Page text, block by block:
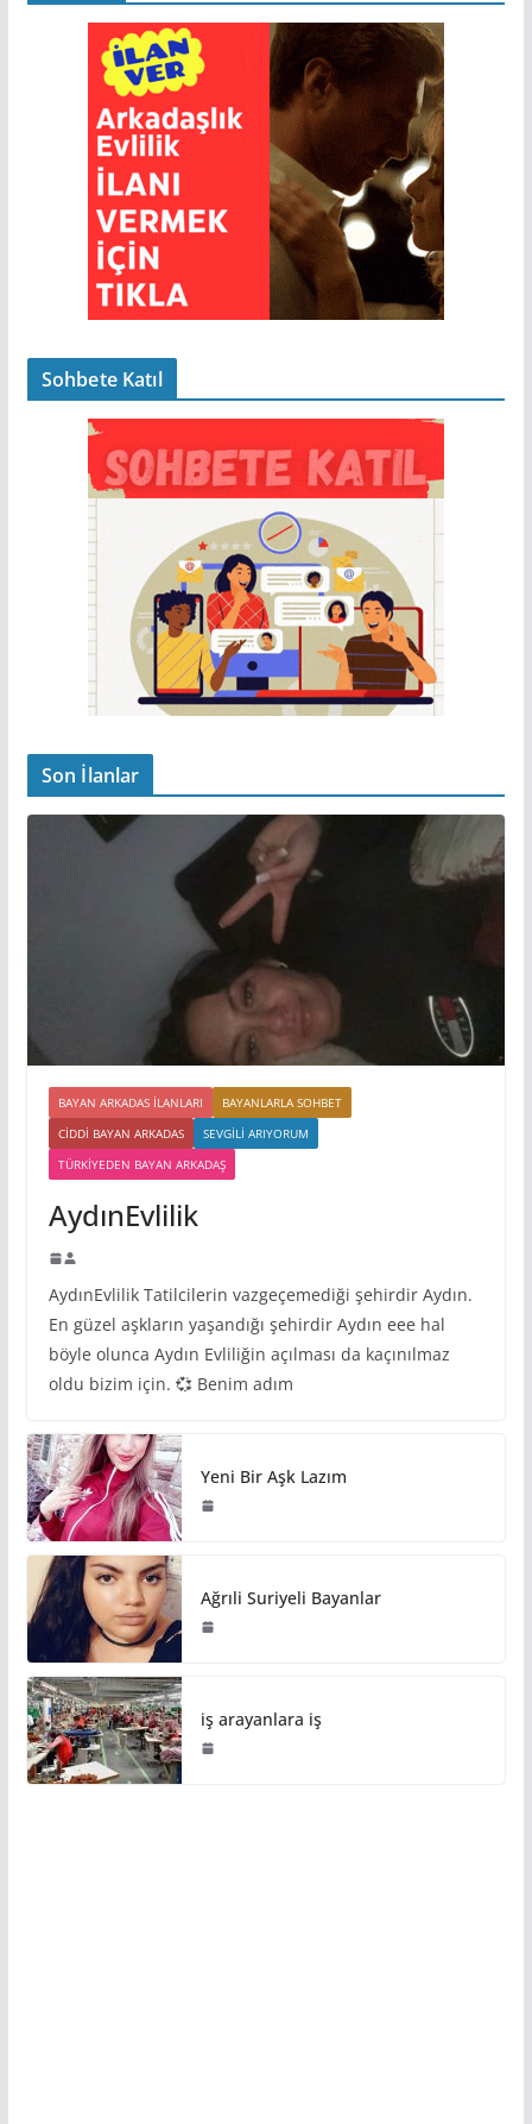
Sohbete Katıl
Son İlanlar
BAYAN ARKADAS ILANLARI
BAYANLARLA SOHBET
CIDDI BAYAN ARKADAS
SEVGILI ARIYORUM
TÜRKIYEDEN BAYAN ARKADAŞ
AydınEvlilik
AydınEvlilik Tatilcilerin vazgeçemediği şehirdir Aydın.
En güzel aşkların yaşandığı şehirdir Aydın eee hal
böyle olunca Aydın Evliliğin açılması da kaçınılmaz
oldu bizim için. 💞 Benim adım
Yeni Bir Aşk Lazım
Ağrıli Suriyeli Bayanlar
iş arayanlara iş